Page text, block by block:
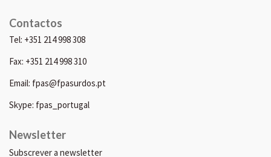
Contactos
Tel: +351 214 998 308
Fax: +351 214 998 310
Email: fpas@fpasurdos.pt
Skype: fpas_portugal
Newsletter
Subscrever a newsletter